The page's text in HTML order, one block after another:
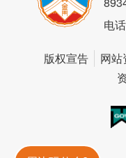
电话
版权宣告 网